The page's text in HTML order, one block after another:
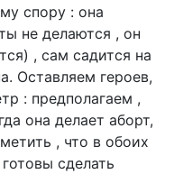
спору : она
не делаются , он
, сам садится на
Оставляем героев,
: предполагаем ,
она делает аборт,
, что в обоих
сделать